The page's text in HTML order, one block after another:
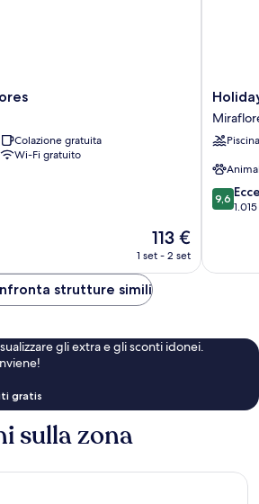
Colazione gratuita
Wi-Fi gratuito
Il
prezzo
è
113 €
113 €
1 set - 2 set
Holiday
Inn
Lima
IHG
Piscina
9.6
su
9,6
strutture simili
gli extra e gli sconti idonei.
gratis
sulla zona